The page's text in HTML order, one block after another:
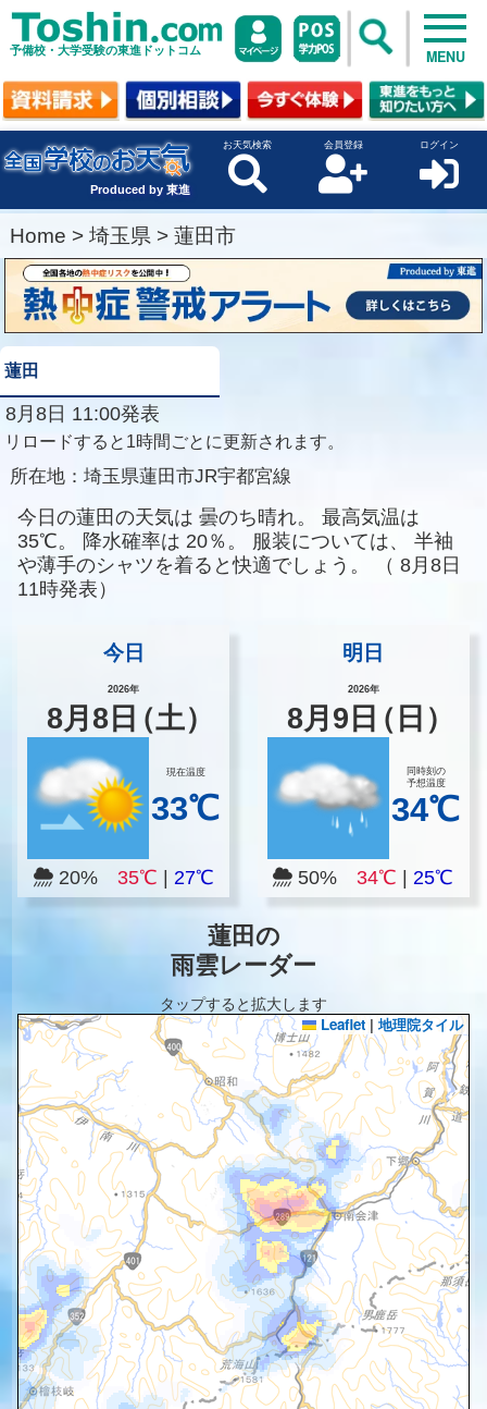
予備校・大学受験の東進ドットコム MENU
Produced by 東進
お天気検索 会員登録 ログイン
Home > 埼玉県 > 蓮田市
蓮田
8月8日 11:00発表
リロードすると1時間ごとに更新されます。
所在地： 埼玉県蓮田市JR宇都宮線
今日の蓮田の天気は 曇のち晴れ。
最高気温は
35℃。
降水確率は 20％。 服装については、
半袖
や薄手のシャツを着ると快適でしょう。
（ 8月8日
11時発表）
今日
2026年
8月8 日（土）
現在温度
33℃
20% 35℃ 27℃
明日
2026年
8月 9 日（日）
同時刻の
予想温度
34℃
50%34℃ |25℃
蓮田の
雨雲レーダー
タップすると拡大します
Leaflet | 地理院タイル